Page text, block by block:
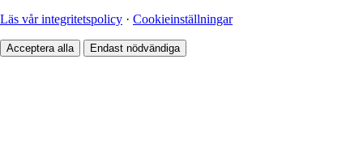
Läs vår integritetspolicy · Cookieinställningar
Acceptera alla Endast nödvändiga